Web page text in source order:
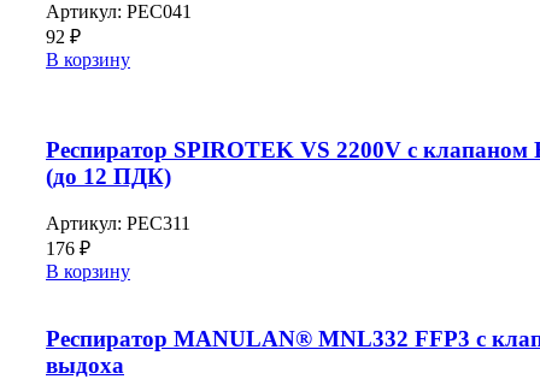
Артикул: РЕС041
92 ₽
В корзину
Респиратор SPIROTEK VS 2200V с клапаном
(до 12 ПДК)
Артикул: РЕС311
176 ₽
В корзину
Респиратор MANULAN® MNL332 FFP3 с
выдоха